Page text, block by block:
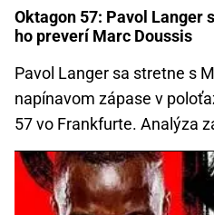
Oktagon 57: Pavol Langer
ho preverí Marc Doussis
Pavol Langer sa stretne s
napínavom zápase v
57 vo Frankfurte. Analýza